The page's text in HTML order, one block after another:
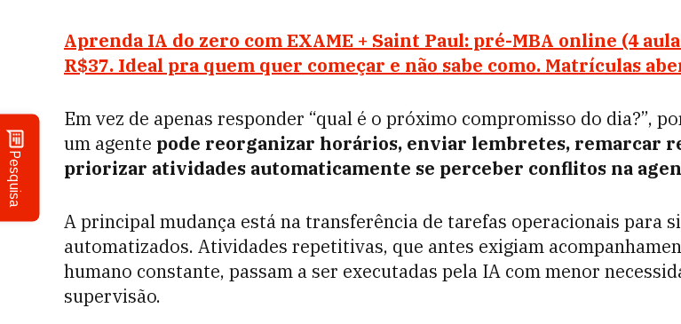
Pesquisa
Aprenda IA do zero com EXAME + Saint Paul: pré-MBA online (4
R$37. Ideal pra quem quer começar e não sabe como. Matrículas
Em vez de apenas responder “qual é o próximo compromisso do dia?”,
um agente pode reorganizar horários, enviar lembretes, remarcar
priorizar atividades automaticamente se perceber conflitos na
A principal mudança está na transferência de tarefas operacionais para
automatizados. Atividades repetitivas, que antes exigiam
humano constante, passam a ser executadas pela IA com menor
supervisão.